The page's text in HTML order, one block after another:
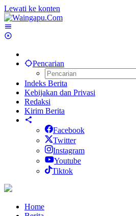
Lewati ke konten
Pencarian
Indeks Berita
Kebijakan dan Privasi
Redaksi
Kirim Berita
Facebook
Twitter
Instagram
Youtube
Tiktok
Home